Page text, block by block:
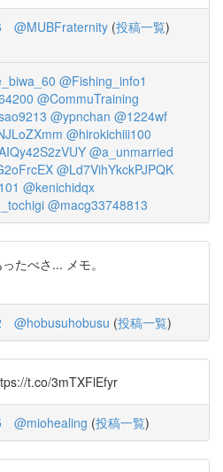
@MUBFraternity (投稿一覧)
@Fishing_info1
@CommuTraining
@ypnchan @1224wf
@hirokichiii100
@a_unmarried
@Ld7VihYkckPJPQK
@kenichidqx
@macg33748813
たべさ... メモ。
@hobusuhobusu (投稿一覧)
t.co/3mTXFlEfyr
@miohealing (投稿一覧)